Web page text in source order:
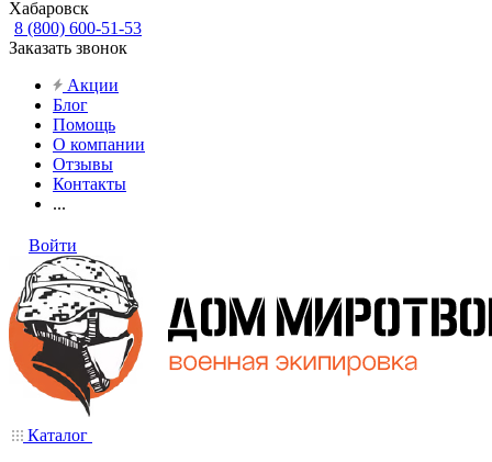
Хабаровск
8 (800) 600-51-53
Заказать звонок
Акции
Блог
Помощь
О компании
Отзывы
Контакты
...
Войти
Каталог